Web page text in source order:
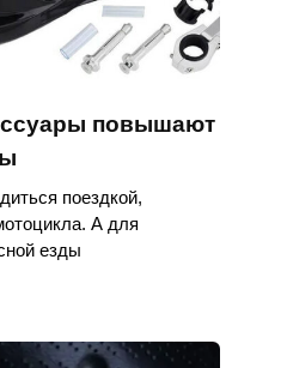
повышают
поездкой,
А для
езды